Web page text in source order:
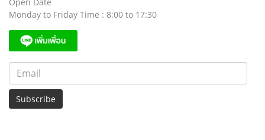
Monday to Friday Time : 8:00 to 17:30
Subscribe